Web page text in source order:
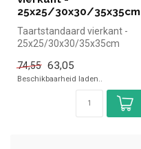
25x25/30x30/35x35cm
Taartstandaard vierkant -
25x25/30x30/35x35cm
de ho...
74,55 63,05
Beschikbaarheid laden..